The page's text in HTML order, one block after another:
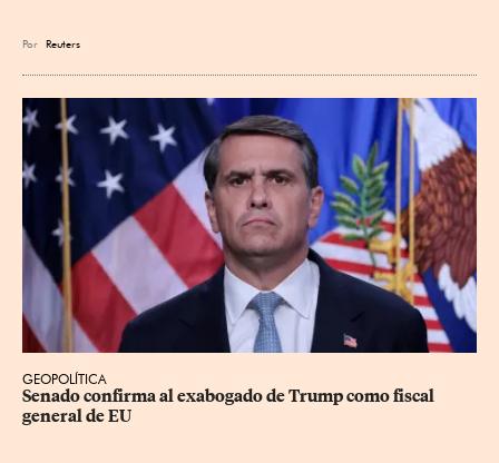
Por Reuters
GEOPOLÍTICA
Senado confirma al exabogado de Trump como fiscal
general de EU